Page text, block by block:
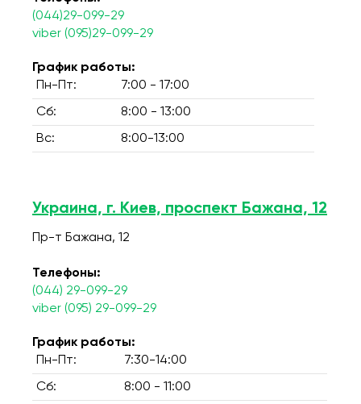
(044)29-099-29
viber (095)29-099-29
График работы:
Пн-Пт:
7:00 - 17:00
Сб: 8:00 - 13:00
Вс: 8:00-13:00
Украина, г. Киев, проспект Бажана, 12
Пр-т Бажана, 12
Телефоны:
(044) 29-099-29
viber (095) 29-099-29
График работы:
Пн-Пт:
7:30-14:00
Сб: 8:00 - 11:00